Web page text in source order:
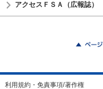
アクセスＦＳＡ（広報誌）
利用規約・免責事項/著作権